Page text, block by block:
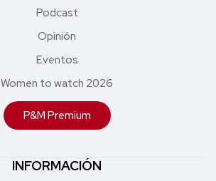
Podcast
Opinión
Eventos
Women to watch 2026
P&M Premium
INFORMACIÓN